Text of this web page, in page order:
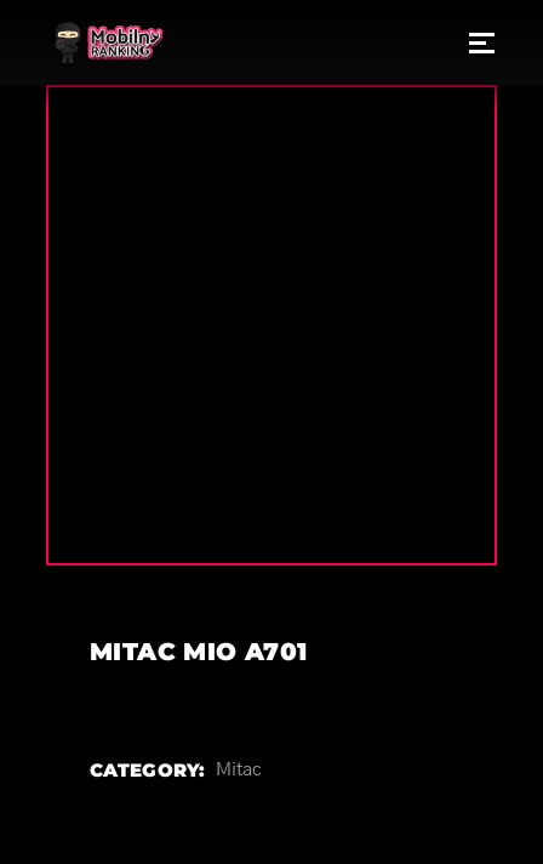
MITAC MIO A701
CATEGORY: Mitac